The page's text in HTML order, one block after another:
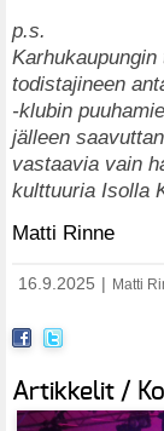
p.s.
todistajineen
-klubin
jälleen
vastaavia vain
kulttuuria Isolla
Matti Rinne
16.9.2025 Matti
Artikkelit /